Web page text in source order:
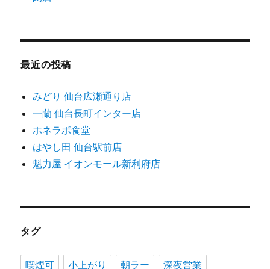
最近の投稿
みどり 仙台広瀬通り店
一蘭 仙台長町インター店
ホネラボ食堂
はやし田 仙台駅前店
魁力屋 イオンモール新利府店
タグ
喫煙可 小上がり 朝ラー 深夜営業